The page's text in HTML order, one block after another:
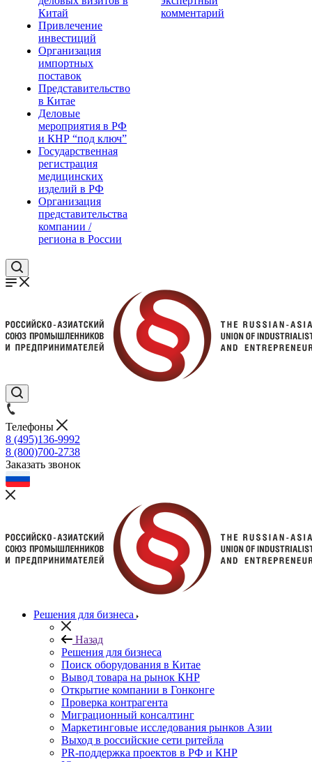
Китай
Привлечение
инвестиций
Организация
импортных
поставок
Представительство
в Китае
Деловые
мероприятия в РФ
и КНР “под ключ”
Государственная
регистрация
медицинских
изделий в РФ
Организация
представительства
компании /
региона в России
комментарий
Телефоны
8 (495)136-9992
8 (800)700-2738
Заказать звонок
Решения для бизнеса
Назад
Решения для бизнеса
Поиск оборудования в Китае
Вывод товара на рынок КНР
Открытие компании в Гонконге
Проверка контрагента
Миграционный консалтинг
Маркетинговые исследования рынков Азии
Выход в российские сети ритейла
PR-поддержка проектов в РФ и КНР